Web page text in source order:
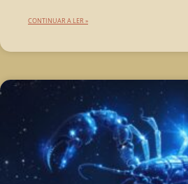
CONTINUAR A LER »